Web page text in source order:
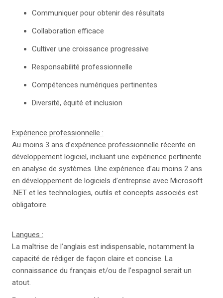
Communiquer pour obtenir des résultats
Collaboration efficace
Cultiver une croissance progressive
Responsabilité professionnelle
Compétences numériques pertinentes
Diversité, équité et inclusion
Expérience professionnelle :
Au moins 3 ans d’expérience professionnelle récente en
développement logiciel, incluant une expérience pertinente
en analyse de systèmes. Une expérience d’au moins 2 ans
en développement de logiciels d’entreprise avec Microsoft
.NET et les technologies, outils et concepts associés est
obligatoire.
Langues :
La maîtrise de l’anglais est indispensable, notamment la
capacité de rédiger de façon claire et concise. La
connaissance du français et/ou de l’espagnol serait un
atout.